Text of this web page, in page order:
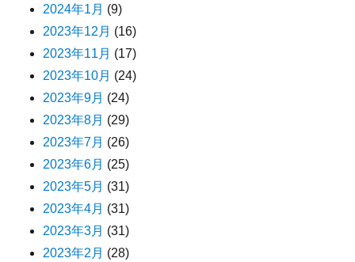
2024年1月 (9)
2023年12月 (16)
2023年11月 (17)
2023年10月 (24)
2023年9月 (24)
2023年8月 (29)
2023年7月 (26)
2023年6月 (25)
2023年5月 (31)
2023年4月 (31)
2023年3月 (31)
2023年2月 (28)